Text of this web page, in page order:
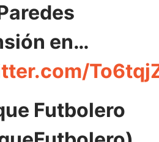
en…
Futbolero